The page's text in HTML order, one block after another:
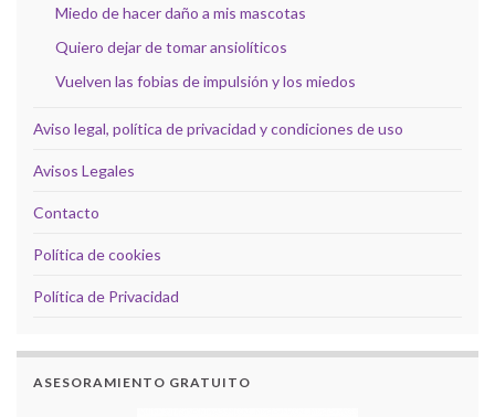
Miedo de hacer daño a mis mascotas
Quiero dejar de tomar ansiolíticos
Vuelven las fobias de impulsión y los miedos
Aviso legal, política de privacidad y condiciones de uso
Avisos Legales
Contacto
Política de cookies
Política de Privacidad
ASESORAMIENTO GRATUITO